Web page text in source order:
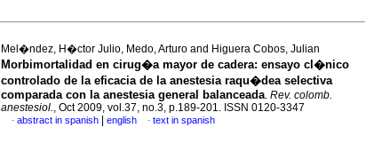
Mel�ndez, H�ctor Julio, Medo, Arturo and Higuera Cobos, Julian
Morbimortalidad en cirug�a mayor de cadera: ensayo cl�nico
controlado de la eficacia de la anestesia raqu�dea selectiva
comparada con la anestesia general balanceada. Rev. colomb.
anestesiol., Oct 2009, vol.37, no.3, p.189-201. ISSN 0120-3347
· abstract in spanish english · text in spanish